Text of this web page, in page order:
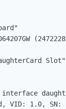
Slot"
interface
VID: 1.0, SN: